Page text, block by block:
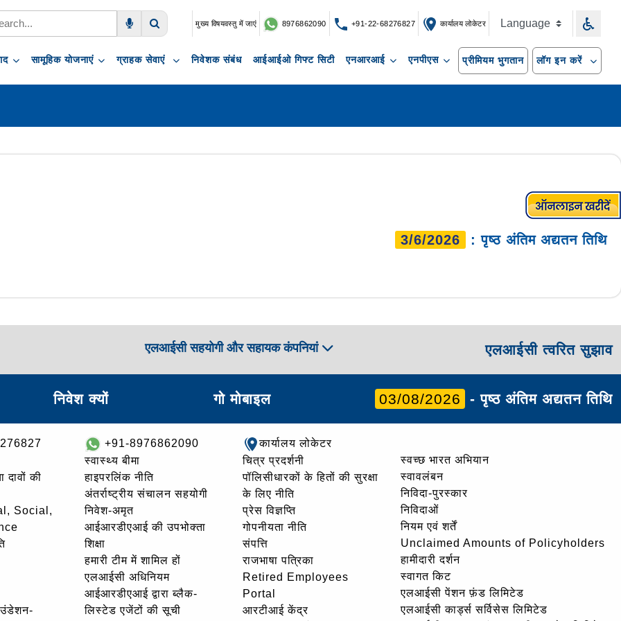
मुख्य विषयवस्तु में जाएं 8976862090 +91-22-68276827 कार्यालय लोकेटर
सामूहिक योजनाएं ग्राहक सेवाएं निवेशक संबंध आईआईओ गिफ्ट सिटी एनआरआई एनपीएस प्रीमियम भुगतान लॉग इन करें
3/6/2026 : पृष्ठ अंतिम अद्यतन तिथि
एलआईसी सहयोगी और सहायक कंपनियां एलआईसी त्वरित सुझाव
निवेश क्यों गो मोबाइल 03/08/2026 - पृष्ठ अंतिम अद्यतन तिथि
दावों की
Social,
+91-8976862090
स्वास्थ्य बीमा
हाइपरलिंक नीति
अंतर्राष्ट्रीय संचालन सहयोगी
निवेश-अमृत
आईआरडीएआई की उपभोक्ता
शिक्षा
हमारी टीम में शामिल हों
एलआईसी अधिनियम
आईआरडीएआई द्वारा ब्लैक-
लिस्टेड एजेंटों की सूची
कार्यालय लोकेटर
चित्र प्रदर्शनी
पॉलिसीधारकों के हितों की सुरक्षा
के लिए नीति
प्रेस विज्ञप्ति
गोपनीयता नीति
संपत्ति
राजभाषा पत्रिका
Retired Employees
Portal
आरटीआई केंद्र
स्वच्छ भारत अभियान
स्वावलंबन
निविदा-पुरस्कार
निविदाओं
नियम एवं शर्तें
Unclaimed Amounts of Policyholders
हामीदारी दर्शन
स्वागत किट
एलआईसी पेंशन फ़ंड लिमिटेड
एलआईसी कार्ड्स सर्विसेस लिमिटेड